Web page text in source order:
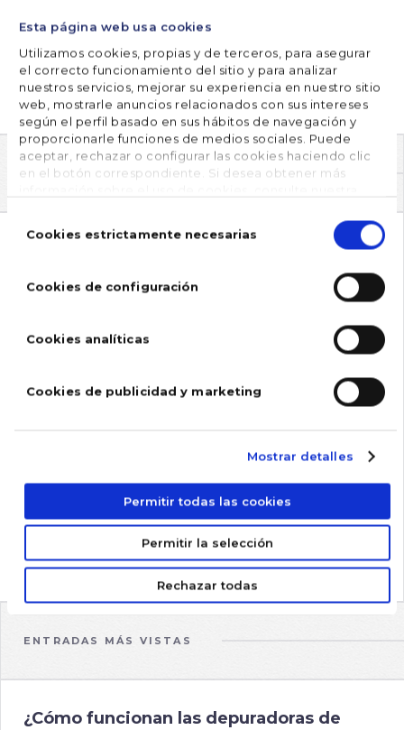
Esta página web usa cookies
Utilizamos cookies, propias y de terceros, para asegurar
el correcto funcionamiento del sitio y para analizar
nuestros servicios, mejorar su experiencia en nuestro sitio
web, mostrarle anuncios relacionados con sus intereses
según el perfil basado en sus hábitos de navegación y
proporcionarle funciones de medios sociales. Puede
aceptar, rechazar o configurar las cookies haciendo clic
en el botón correspondiente. Si desea obtener más
deCookies estrictamente necesarias
Cookies de configuración
Cookies analíticas
Cookies de publicidad y marketing
Mostrar detalles
Permitir todas las cookies
Permitir la selección
Rechazar todas
SABER MÁS
ARCHIVOS
2017
2019
2025
2026
ENTRADAS MÁS VISTAS
¿Cómo funcionan las depuradoras de